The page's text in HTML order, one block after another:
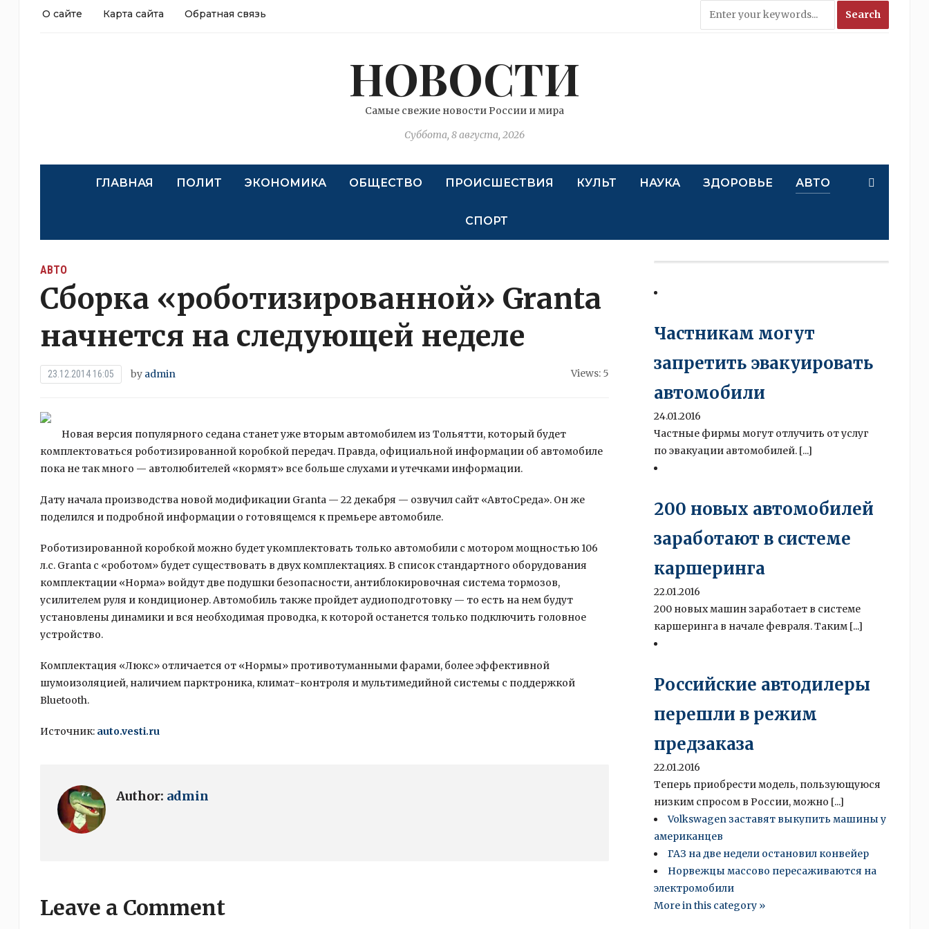
О сайте Карта сайта Обратная связь
НОВОСТИ
Самые свежие новости России и мира
Суббота, 8 августа, 2026
ГЛАВНАЯ ПОЛИТ ЭКОНОМИКА ОБЩЕСТВО ПРОИСШЕСТВИЯ КУЛЬТ НАУКА ЗДОРОВЬЕ АВТО
СПОРТ
АВТО
Сборка «роботизированной» Granta
начнется на следующей неделе
23.12.2014 16:05 by admin Views: 5
Новая версия популярного седана станет уже вторым автомобилем из Тольятти, который будет
комплектоваться роботизированной коробкой передач. Правда, официальной информации об автомобиле
пока не так много — автолюбителей «кормят» все больше слухами и утечками информации.
Дату начала производства новой модификации Granta — 22 декабря — озвучил сайт «АвтоСреда». Он же
поделился и подробной информации о готовящемся к премьере автомобиле.
Роботизированной коробкой можно будет укомплектовать только автомобили с мотором мощностью 106
л.с. Granta с «роботом» будет существовать в двух комплектациях. В список стандартного оборудования
комплектации «Норма» войдут две подушки безопасности, антиблокировочная система тормозов,
усилителем руля и кондиционер. Автомобиль также пройдет аудиоподготовку — то есть на нем будут
установлены динамики и вся необходимая проводка, к которой останется только подключить головное
устройство.
Комплектация «Люкс» отличается от «Нормы» противотуманными фарами, более эффективной
шумоизоляцией, наличием парктроника, климат-контроля и мультимедийной системы с поддержкой
Bluetooth.
Источник: auto.vesti.ru
Author: admin
Leave a Comment
Частникам могут
запретить эвакуировать
автомобили
24.01.2016
Частные фирмы могут отлучить от услуг
по эвакуации автомобилей. [...]
200 новых автомобилей
заработают в системе
каршеринга
22.01.2016
200 новых машин заработает в системе
каршеринга в начале февраля. Таким [...]
Российские автодилеры
перешли в режим
предзаказа
22.01.2016
Теперь приобрести модель, пользующуюся
низким спросом в России, можно [...]
Volkswagen заставят выкупить машины у
американцев
ГАЗ на две недели остановил конвейер
Норвежцы массово пересаживаются на
электромобили
More in this category »